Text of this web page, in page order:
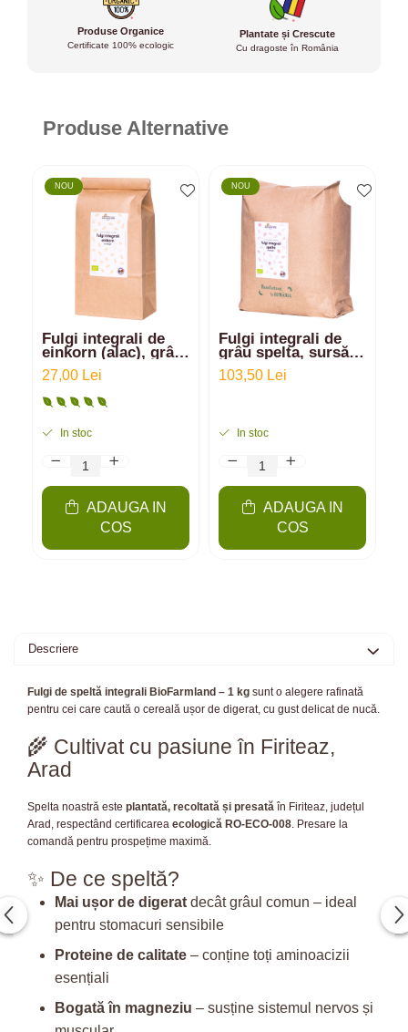
Produse Organice
Certificate 100% ecologic
Plantate și Crescute
Cu dragoste în România
Produse Alternative
NOU
Fulgi integrali de
einkorn (alac), grâu
antic pur | 1kg
27,00 Lei
In stoc
ADAUGA IN
COS
NOU
Fulgi integrali de
grâu spelta, sursă
de fibre - 5kg
103,50 Lei
In stoc
ADAUGA IN
COS
Descriere
Fulgi de speltă integrali BioFarmland – 1 kg sunt o alegere rafinată
pentru cei care caută o cereală ușor de digerat, cu gust delicat de nucă.
🌾 Cultivat cu pasiune în Firiteaz,
Arad
Spelta noastră este plantată, recoltată și presată în Firiteaz, județul
Arad, respectând certificarea ecologică RO-ECO-008 . Presare la
comandă pentru prospețime maximă.
✨ De ce speltă?
Mai ușor de digerat decât grâul comun – ideal
pentru stomacuri sensibile
Proteine de calitate – conține toți aminoacizii
esențiali
Bogată în magneziu – susține sistemul nervos și